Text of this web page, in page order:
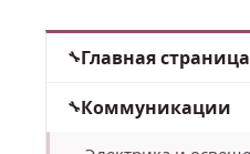
Главная страница
Коммуникации